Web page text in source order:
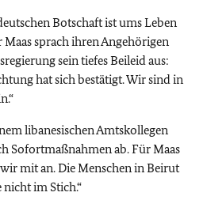
Botschaft ist ums Leben
sprach ihren Angehörigen
sein tiefes Beileid aus:
hat sich bestätigt. Wir sind in
libanesischen Amtskollegen
Sofortmaßnahmen ab. Für Maas
mit an. Die Menschen in Beirut
nicht im Stich.“